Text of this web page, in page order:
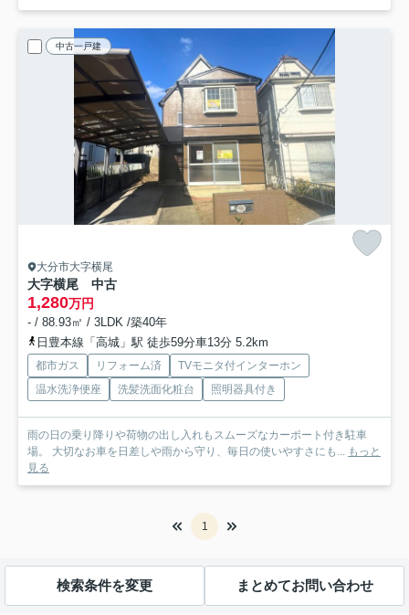
中古一戸建
大分市大字横尾
大字横尾 中古
1,280万円
- / 88.93㎡ / 3LDK /築40年
日豊本線「高城」駅 徒歩59分車13分 5.2km
都市ガス リフォーム済
TVモニタ付インターホン
温水洗浄便座
洗髪洗面化粧台 照明器具付き
雨の日の乗り降りや荷物の出し入れもスムーズなカーポート付き駐車
場。 大切なお車を日差しや雨から守り、毎日の使いやすさにも...
もっと
見る
1
検索条件を変更 まとめてお問い合わせ